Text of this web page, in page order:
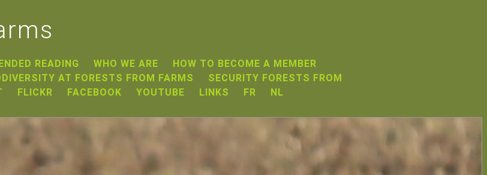
READING WHO WE ARE
HOW TO BECOME A MEMBER
AT FORESTS FROM FARMS
SECURITY FORESTS FROM
FLICKR FACEBOOK YOUTUBE LINKS FR NL